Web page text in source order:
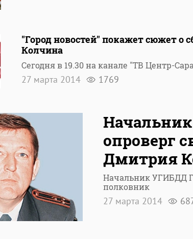
"Город новостей" покажет сюжет о
Колчина
Сегодня в 19.30 на канале "ТВ Центр-
27 марта 2014 1769
опроверг
Дмитрия
Начальник УГИБДД
полковник
27 марта 2014